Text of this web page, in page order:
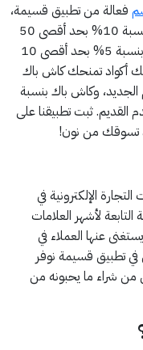
فعالة من تطبيق قسيمة،
حيث نُوفر لك أكواد تُمنحك استرداد نقدي بنسبة 10% بحد أقصى 50
ريال سعودي للمتسوقين الجدد، وكاش باك بنسبة 5% بحد أقصى 10
أكواد تمنحك كاش باك
للمستخدم الجديد، وكاش باك بنسبة
القديم. ثبت تطبيقنا على
تسوقك من نون!
الإلكترونية في
لأشهر العلامات
عنها العملاء في
تطبيق قسيمة نوفر
من شراء ما يحبونه من